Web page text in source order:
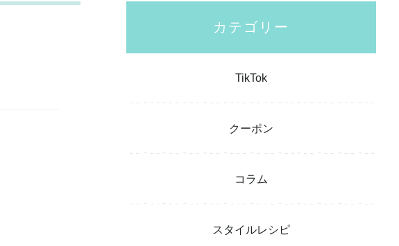
カテゴリー
TikTok
クーポン
コラム
スタイルレシピ